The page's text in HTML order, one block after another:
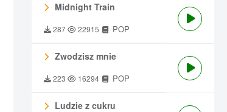
Midnight Train
287 22915 POP
Zwodzisz mnie
223 16294 POP
Ludzie z cukru